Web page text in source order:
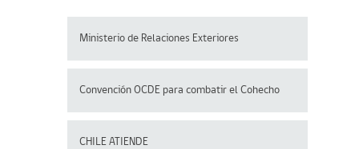
Ministerio de Relaciones Exteriores
Convención OCDE para combatir el Cohecho
CHILE ATIENDE